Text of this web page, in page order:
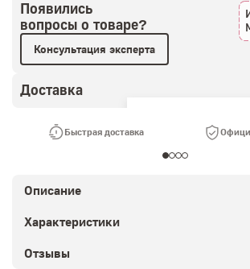
Появились
вопросы о товаре?
Консультация эксперта
Доставка
Быстрая доставка
Описание
Характеристики
Отзывы